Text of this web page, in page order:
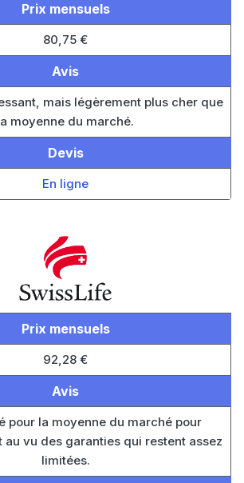
Prix mensuels
80,75 €
Avis
mais légèrement plus cher que
moyenne du marché.
Devis
En ligne
Prix mensuels
92,28 €
Avis
pour la moyenne du marché pour
au vu des garanties qui restent assez
limitées.